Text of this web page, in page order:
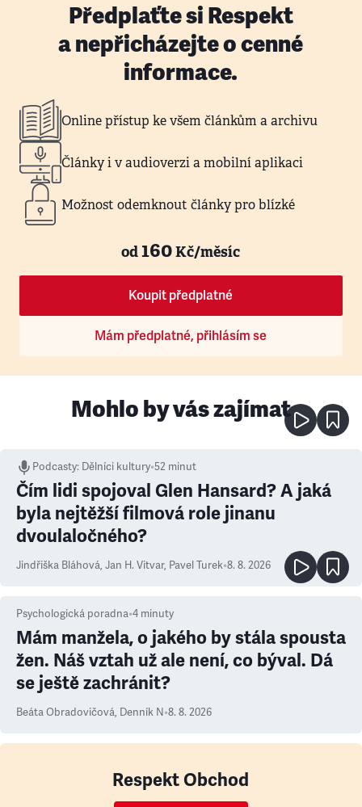
Předplaťte si Respekt
a nepřicházejte o cenné
informace.
Online přístup ke všem článkům a archivu
Články i v audioverzi a mobilní aplikaci
Možnost odemknout články pro blízké
od160Kč/měsíc
Koupit předplatné
Mám předplatné, přihlásím se
Mohlo by vás zajímat
Podcasty: Dělníci kultury•52 minut
Čím lidi spojoval Glen Hansard? A jaká
byla nejtěžší filmová role jinanu
dvoulaločného?
Jindřiška Bláhová, Jan H. Vitvar, Pavel Turek•8. 8. 2026
Psychologická poradna•4 minuty
Mám manžela, o jakého by stála spousta
žen. Náš vztah už ale není, co býval. Dá
se ještě zachránit?
Beáta Obradovičová, Denník N•8. 8. 2026
Respekt Obchod